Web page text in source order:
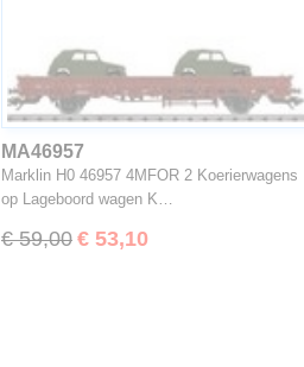
MA46957
Marklin H0 46957 4MFOR 2 Koerierwagens
op Lageboord wagen K…
€ 59,00 € 53,10